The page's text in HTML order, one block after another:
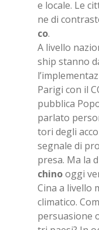
e lo­ca­le. Le
ne di
co.
A li­vel­lo
ship stan­no
Pa­ri­gi con il
pub­bli­ca
par­la­to
to­ri de­gli
se­gna­le di
pre­sa. Ma la
chi­nooggi
Cina a li­vel­lo
cli­ma­ti­co.
per­sua­sio­ne